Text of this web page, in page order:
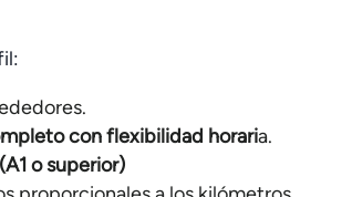
con flexibilidad horaria.
o superior)